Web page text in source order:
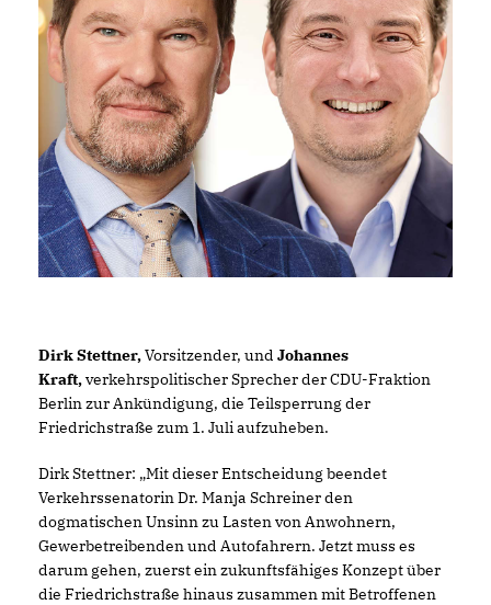
Dirk Stettner,Vorsitzender, und Johannes
Kraft,verkehrspolitischer Sprecher der CDU-Fraktion
Berlin zur Ankündigung, die Teilsperrung der
Friedrichstraße zum 1. Juli aufzuheben.
Dirk Stettner: „Mit dieser Entscheidung beendet
Verkehrssenatorin Dr. Manja Schreiner den
dogmatischen Unsinn zu Lasten von Anwohnern,
Gewerbetreibenden und Autofahrern. Jetzt muss es
darum gehen, zuerst ein zukunftsfähiges Konzept über
die Friedrichstraße hinaus zusammen mit Betroffenen